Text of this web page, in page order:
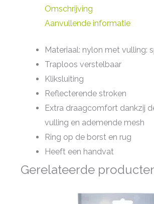
Omschrijving
Aanvullende informatie
Materiaal: nylon met vulling:
Traploos verstelbaar
Kliksluiting
Reflecterende stroken
Extra draagcomfort dankzij
vulling en ademende mesh
Ring op de borst en rug
Heeft een handvat
Gerelateerde